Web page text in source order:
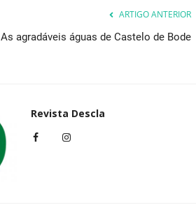
ARTIGO ANTERIOR
As agradáveis águas de Castelo de Bode
Revista Descla